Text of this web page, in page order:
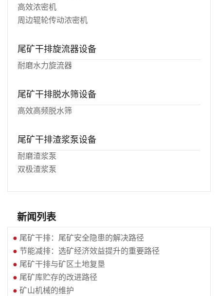
高效浓密机
周边辊轮传动浓密机
尾矿干排旋流器设备
耐磨水力旋流器
尾矿干排脱水筛设备
高效高频脱水筛
尾矿干排渣浆泵设备
耐磨渣浆泵
双极渣浆泵
新闻列表
● 尾矿干排：尾矿安全隐患的解决路径
● 节能减排：选矿经济效益提升的重要路径
● 尾矿干排与矿区土地复垦
● 尾矿库贮存的改进路径
● 矿山机械的维护